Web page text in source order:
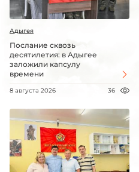
Адыгея
Послание сквозь
десятилетия: в Адыгее
заложили капсулу
времени
8 августа 2026 36